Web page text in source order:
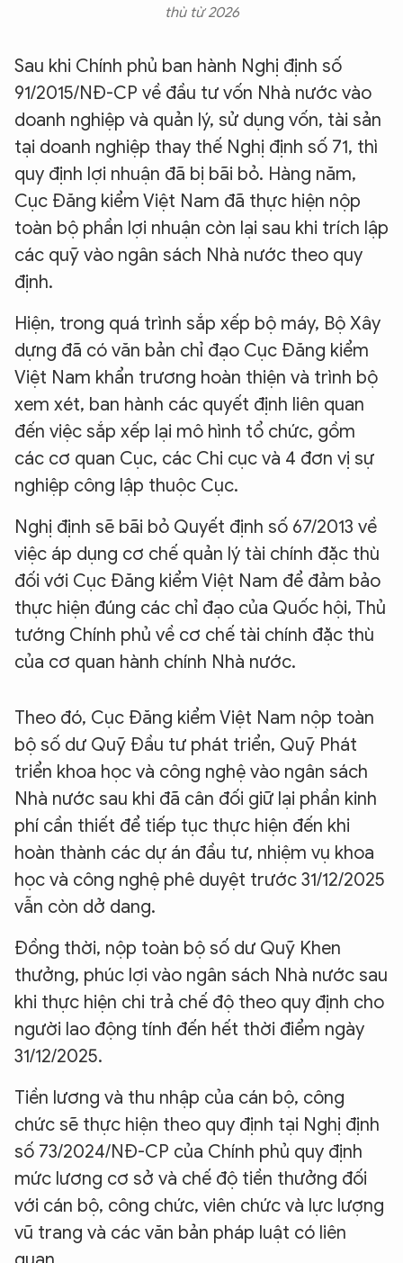
thù từ 2026
Sau khi Chính phủ ban hành Nghị định số
91/2015/NĐ-CP về đầu tư vốn Nhà nước vào
doanh nghiệp và quản lý, sử dụng vốn, tài sản
tại doanh nghiệp thay thế Nghị định số 71, thì
quy định lợi nhuận đã bị bãi bỏ. Hàng năm,
Cục Đăng kiểm Việt Nam đã thực hiện nộp
toàn bộ phần lợi nhuận còn lại sau khi trích lập
các quỹ vào ngân sách Nhà nước theo quy
định.
Hiện, trong quá trình sắp xếp bộ máy, Bộ Xây
dựng đã có văn bản chỉ đạo Cục Đăng kiểm
Việt Nam khẩn trương hoàn thiện và trình bộ
xem xét, ban hành các quyết định liên quan
đến việc sắp xếp lại mô hình tổ chức, gồm
các cơ quan Cục, các Chi cục và 4 đơn vị sự
nghiệp công lập thuộc Cục.
Nghị định sẽ bãi bỏ Quyết định số 67/2013 về
việc áp dụng cơ chế quản lý tài chính đặc thù
đối với Cục Đăng kiểm Việt Nam để đảm bảo
thực hiện đúng các chỉ đạo của Quốc hội, Thủ
tướng Chính phủ về cơ chế tài chính đặc thù
của cơ quan hành chính Nhà nước.
Theo đó, Cục Đăng kiểm Việt Nam nộp toàn
bộ số dư Quỹ Đầu tư phát triển, Quỹ Phát
triển khoa học và công nghệ vào ngân sách
Nhà nước sau khi đã cân đối giữ lại phần kinh
phí cần thiết để tiếp tục thực hiện đến khi
hoàn thành các dự án đầu tư, nhiệm vụ khoa
học và công nghệ phê duyệt trước 31/12/2025
vẫn còn dở dang.
Đồng thời, nộp toàn bộ số dư Quỹ Khen
thưởng, phúc lợi vào ngân sách Nhà nước sau
khi thực hiện chi trả chế độ theo quy định cho
người lao động tính đến hết thời điểm ngày
31/12/2025.
Tiền lương và thu nhập của cán bộ, công
chức sẽ thực hiện theo quy định tại Nghị định
số 73/2024/NĐ-CP của Chính phủ quy định
mức lương cơ sở và chế độ tiền thưởng đối
với cán bộ, công chức, viên chức và lực lượng
vũ trang và các văn bản pháp luật có liên